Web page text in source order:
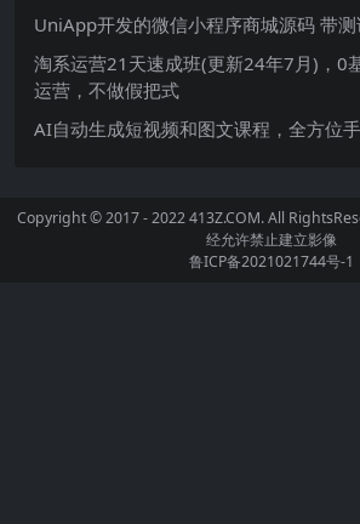
UniApp开发的微信小程序商城源码 带
淘系运营21天速成班(更新24年7月)，0
运营，不做假把式
AI自动生成短视频和图文课程，全方位
Copyright © 2017 - 2022 413Z.COM. All
经允许禁止建立影像
鲁ICP备2021021744号-1